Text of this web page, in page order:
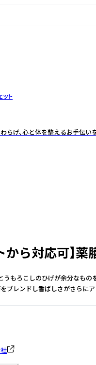
ット
げ、心と体を整えるお手伝いを
から対応可】
うもろこしのひげが余分なもの
ブレンドし香ばしさがさらに